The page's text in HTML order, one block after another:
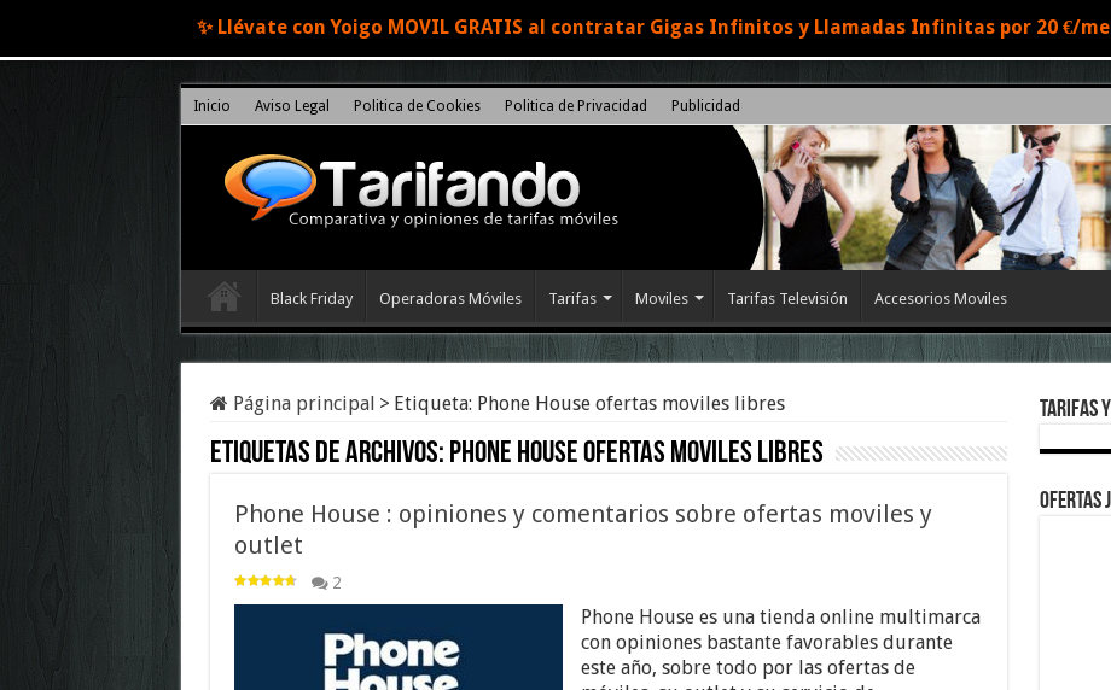
Inicio Aviso Legal Politica de Cookies Politica de Privacidad Publicidad
Black Friday Operadoras Móviles Tarifas Moviles Tarifas Televisión Accesorios Moviles
Página principal > Etiqueta: Phone House ofertas moviles libres
Etiquetas de archivos: Phone House ofertas moviles libres
Phone House : opiniones y comentarios sobre ofertas moviles y
outlet
2
Phone House es una tienda online multimarca
con opiniones bastante favorables durante
este año, sobre todo por las ofertas de
Tarifas
Ofertas
✨ Llévate con Yoigo MOVIL GRATIS al contratar Gigas Infinitos y Llamadas Infinitas por 20 €/